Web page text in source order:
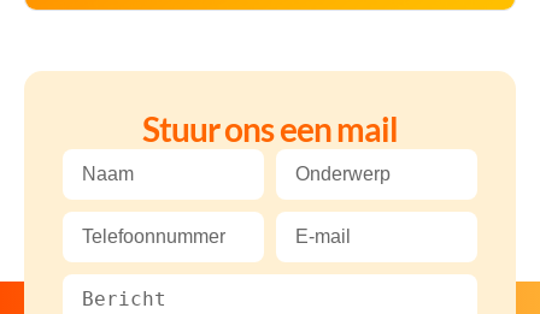
Stuur ons een mail